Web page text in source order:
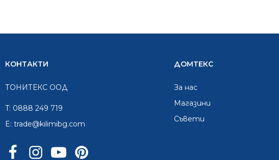
КОНТАКТИ
ТОНИТЕКС ООД
T: 0888 249 719
E: trade@kilimibg.com
ДОМТЕКС
За нас
Mагазини
Съвети